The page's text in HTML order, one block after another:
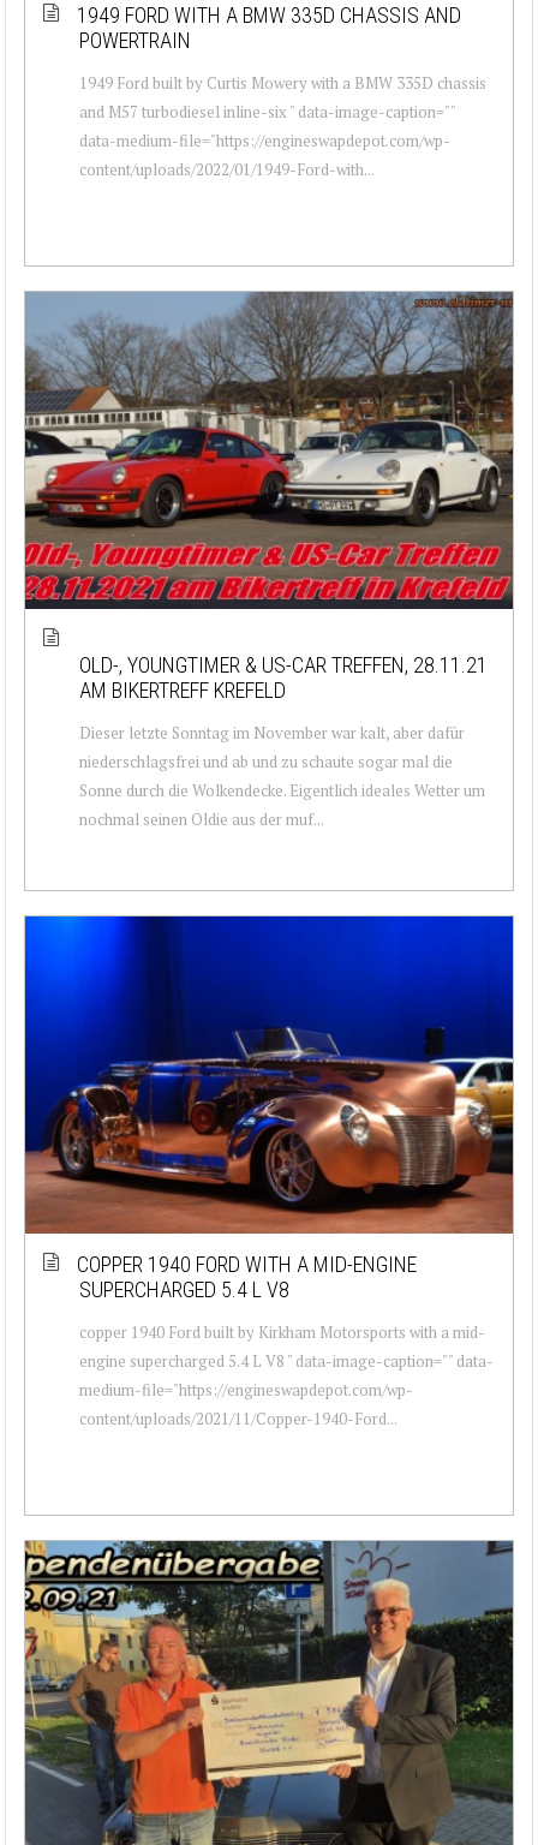
1949 FORD WITH A BMW 335D CHASSIS AND
POWERTRAIN
1949 Ford built by Curtis Mowery with a BMW 335D chassis
and M57 turbodiesel inline-six " data-image-caption=""
data-medium-file="https://engineswapdepot.com/wp-
content/uploads/2022/01/1949-Ford-with...
OLD-, YOUNGTIMER & US-CAR TREFFEN, 28.11.21
AM BIKERTREFF KREFELD
Dieser letzte Sonntag im November war kalt, aber dafür
niederschlagsfrei und ab und zu schaute sogar mal die
Sonne durch die Wolkendecke. Eigentlich ideales Wetter um
nochmal seinen Oldie aus der muf...
COPPER 1940 FORD WITH A MID-ENGINE
SUPERCHARGED 5.4 L V8
copper 1940 Ford built by Kirkham Motorsports with a mid-
engine supercharged 5.4 L V8 " data-image-caption="" data-
medium-file="https://engineswapdepot.com/wp-
content/uploads/2021/11/Copper-1940-Ford...